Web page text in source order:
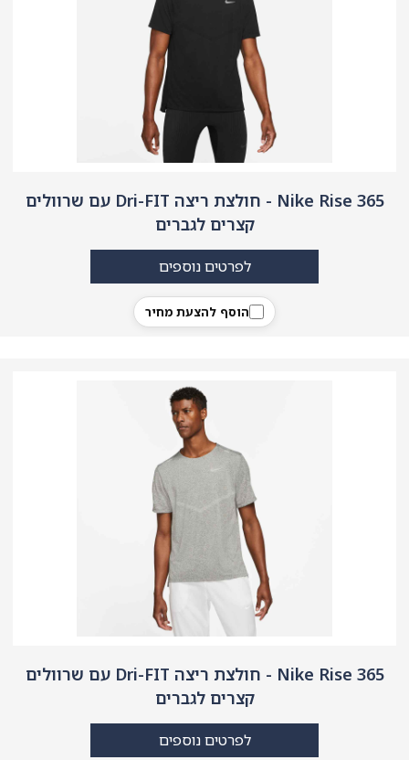
Nike Rise 365 - חולצת ריצה Dri-FIT עם שרוולים
קצרים לגברים
הוסף להצעת מחיר
לפרטים נוספים
Nike Rise 365 - חולצת ריצה Dri-FIT עם שרוולים
קצרים לגברים
לפרטים נוספים